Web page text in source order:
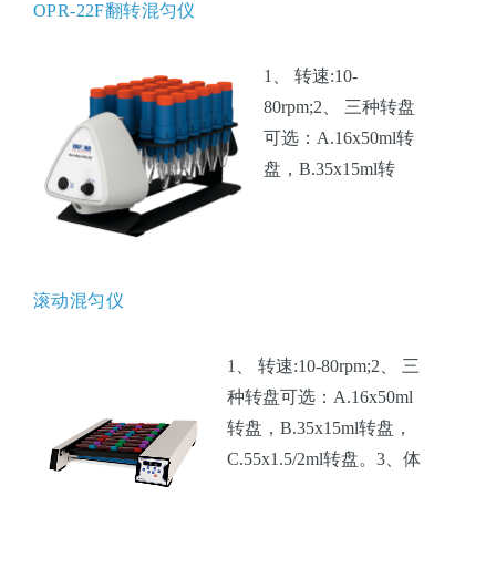
OPR-22F翻转混匀仪
1、 转速:10-
80rpm;2、 三种转盘
可选：A.16x50ml转
盘，B.35x15ml转
滚动混匀仪
1、 转速:10-80rpm;2、 三
种转盘可选：A.16x50ml
转盘，B.35x15ml转盘，
C.55x1.5/2ml转盘。3、体